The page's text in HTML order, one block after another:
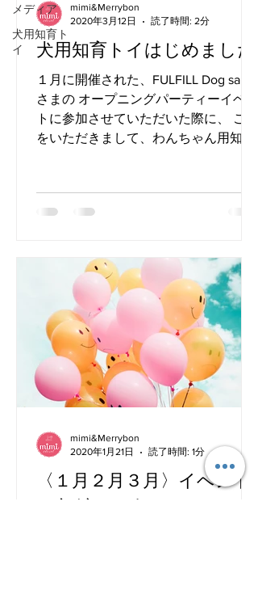
メディア
犬用知育ト
イ
犬用知育トイはじめました
１月に開催された、FULFILL Dog salon
さまの オープニングパーティーイベン
トに参加させていただいた際に、 ご縁
をいただきまして、わんちゃん用知育
実は犬を育てたことがなく未体験ゾー
ンでしたが...
mimi&Merrybon
2020年3月12日
読了時間: 2分
〈１月２月３月〉イベント
スケジュール
mimi&Merrybon
2020年1月21日
読了時間: 1分